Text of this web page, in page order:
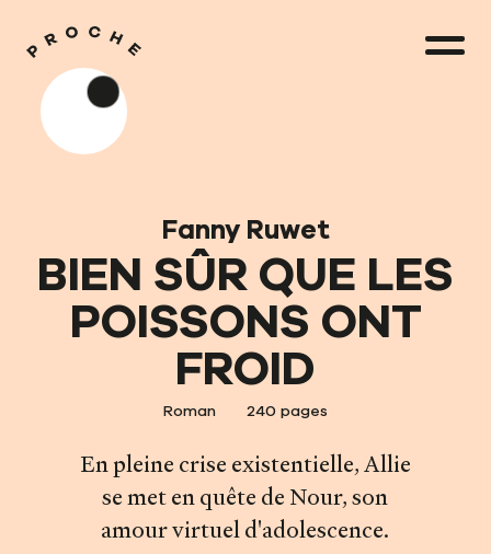
Fanny Ruwet
BIEN SÛR QUE LES
POISSONS ONT
FROID
Roman 240 pages
En pleine crise existentielle, Allie
se met en quête de Nour, son
amour virtuel d'adolescence.